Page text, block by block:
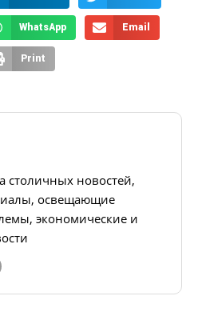
WhatsApp Email
Print
столичных новостей,
освещающие
экономические и